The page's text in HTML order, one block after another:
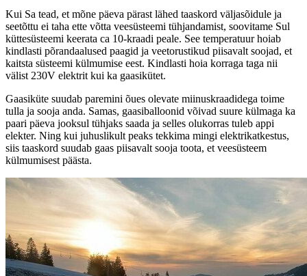
Kui Sa tead, et mõne päeva pärast lähed taaskord väljasõidule ja
seetõttu ei taha ette võtta veesüsteemi tühjandamist, soovitame Sul
küttesüsteemi keerata ca 10-kraadi peale. See temperatuur hoiab
kindlasti põrandaalused paagid ja veetorustikud piisavalt soojad, et
kaitsta süsteemi külmumise eest. Kindlasti hoia korraga taga nii
välist 230V elektrit kui ka gaasikütet.
Gaasiküte suudab paremini õues olevate miinuskraadidega toime
tulla ja sooja anda. Samas, gaasiballoonid võivad suure külmaga ka
paari päeva jooksul tühjaks saada ja selles olukorras tuleb appi
elekter. Ning kui juhuslikult peaks tekkima mingi elektrikatkestus,
siis taaskord suudab gaas piisavalt sooja toota, et veesüsteem
külmumisest päästa.